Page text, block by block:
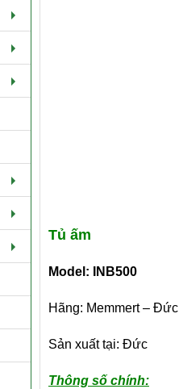
Tủ ấm
Model: INB500
Hãng: Memmert – Đức
Sản xuất tại: Đức
Thông số chính: